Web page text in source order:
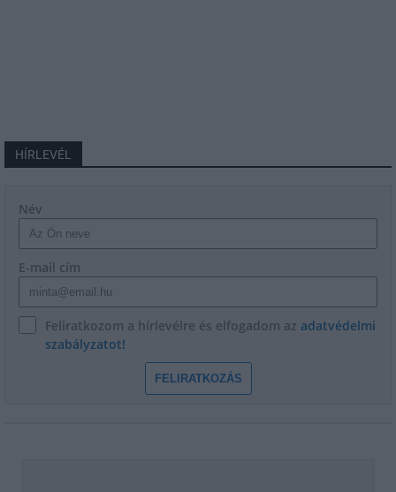
HÍRLEVÉL
Név
E-mail cím
Feliratkozom a hírlevélre és elfogadom az adatvédelmi
szabályzatot!
FELIRATKOZÁS